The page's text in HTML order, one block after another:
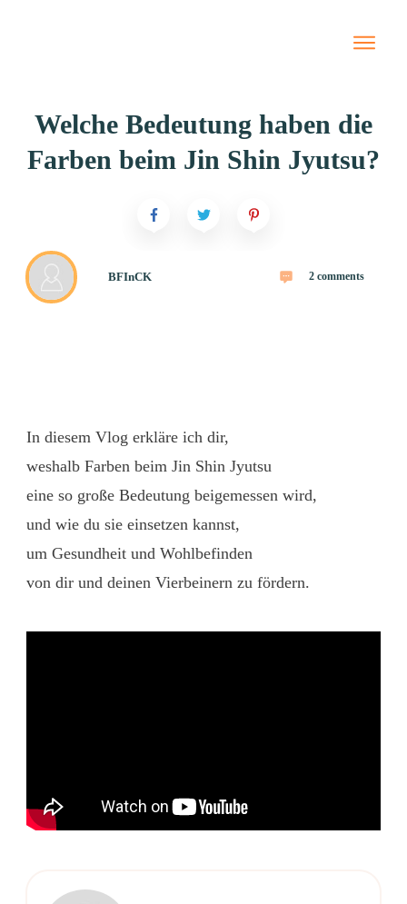
Jin
Welche Bedeutung haben die
Farben beim Jin Shin Jyutsu?
BFInCK 2comments
In diesem Vlog erkläre ich dir,
weshalb Farben beim Jin Shin Jyutsu
eine so große Bedeutung beigemessen wird,
und wie du sie einsetzen kannst,
um Gesundheit und Wohlbefinden
von dir und deinen Vierbeinern zu fördern.